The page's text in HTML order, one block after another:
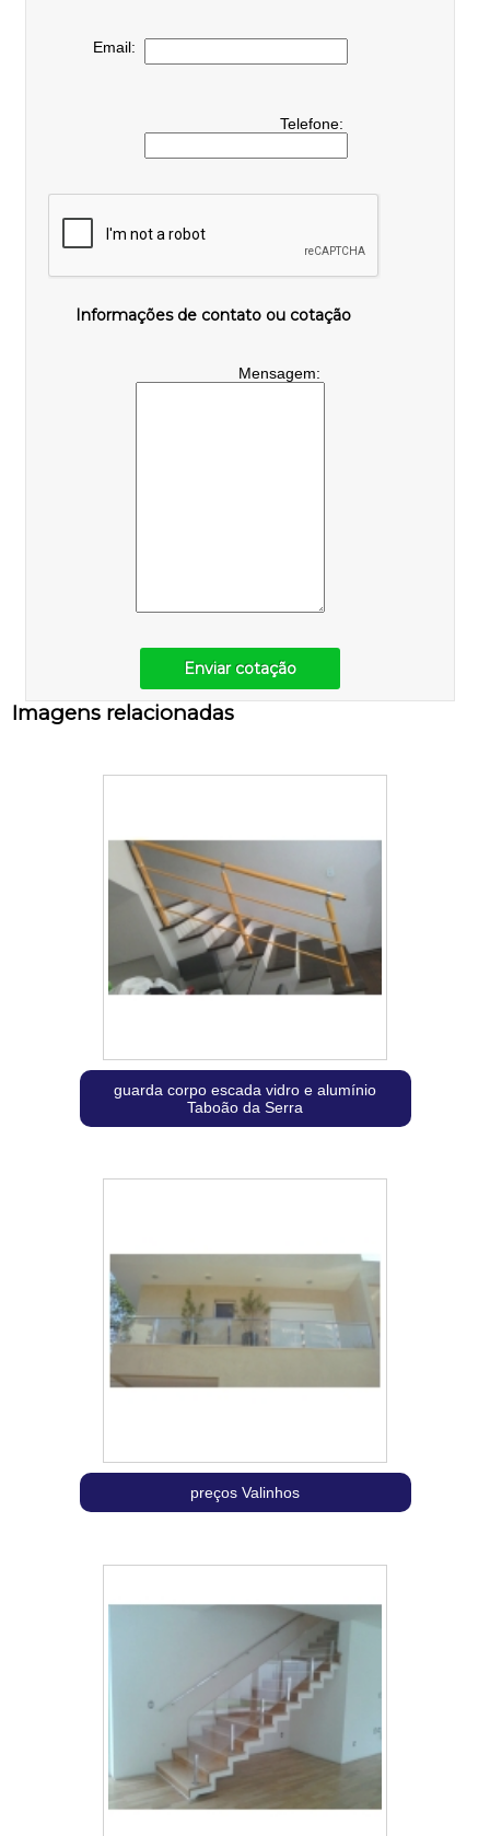
Email:
Telefone:
Informações de contato ou cotação
Mensagem:
Enviar cotação
Imagens relacionadas
guarda corpo escada vidro e alumínio
Taboão da Serra
preços Valinhos